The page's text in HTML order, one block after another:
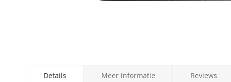
to
Details Meer informatie Reviews